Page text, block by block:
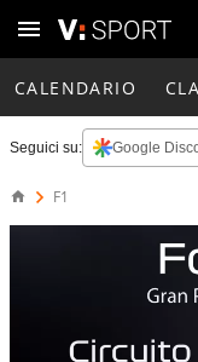
CALENDARIO
Seguici su: Google
F1